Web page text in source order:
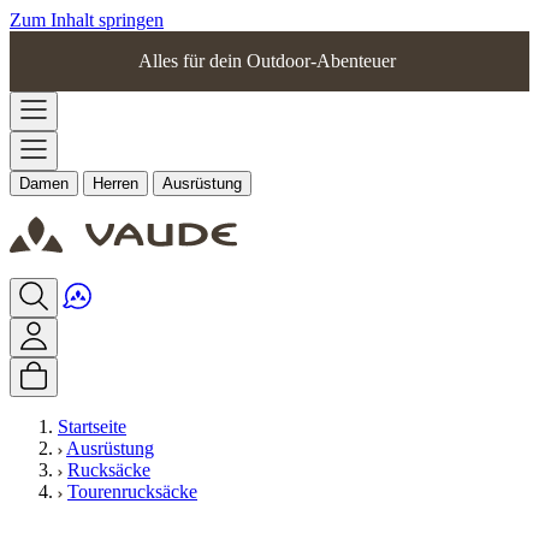
Zum Inhalt springen
Alles für dein Outdoor-Abenteuer
Damen Herren Ausrüstung
Startseite
Ausrüstung
Rucksäcke
Tourenrucksäcke